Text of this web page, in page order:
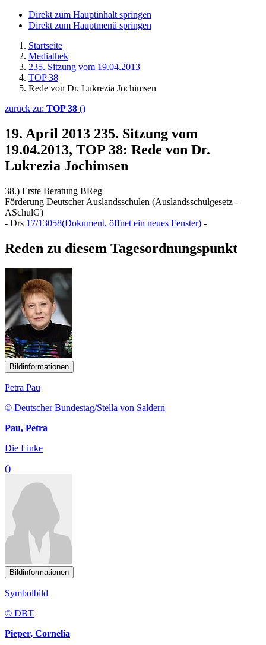
Direkt zum Hauptinhalt springen
Direkt zum Hauptmenü springen
Startseite
Mediathek
235. Sitzung vom 19.04.2013
TOP 38
Rede von Dr. Lukrezia Jochimsen
zurück zu: TOP 38 ()
19. April 2013 235. Sitzung vom
19.04.2013, TOP 38: Rede von Dr.
Lukrezia Jochimsen
38.) Erste Beratung BReg
Förderung Deutscher Auslandsschulen (Auslandsschulgesetz -
ASchulG)
- Drs 17/13058(Dokument, öffnet ein neues Fenster) -
Reden zu diesem Tagesordnungspunkt
Bildinformationen
Petra Pau
© Deutscher Bundestag/Stella von Saldern
Pau, Petra
Die Linke
()
Bildinformationen
Symbolbild
© DBT
Pieper, Cornelia